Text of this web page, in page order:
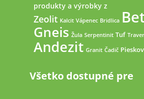
produkty a výrobky z
Zeolit Kalcit Vápenec Bridlica
Gneis Žula Serpentinit Tuf
Andezit Granit Čadič
Všetko dostupné pre